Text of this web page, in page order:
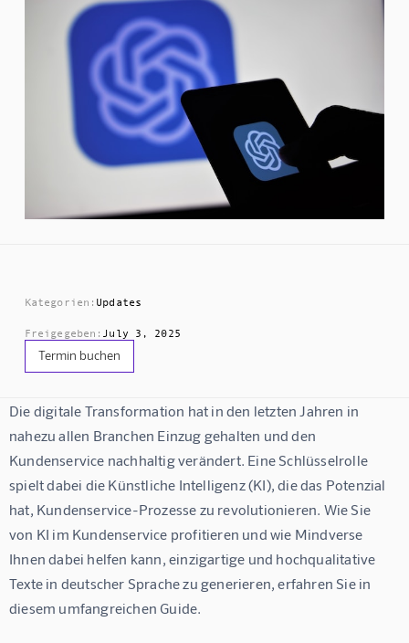
Kategorien: Updates
Freigegeben: July 3, 2025
Termin buchen
Die digitale Transformation hat in den letzten Jahren in
nahezu allen Branchen Einzug gehalten und den
Kundenservice nachhaltig verändert. Eine Schlüsselrolle
spielt dabei die Künstliche Intelligenz (KI), die das Potenzial
hat, Kundenservice-Prozesse zu revolutionieren. Wie Sie
von KI im Kundenservice profitieren und wie Mindverse
Ihnen dabei helfen kann, einzigartige und hochqualitative
Texte in deutscher Sprache zu generieren, erfahren Sie in
diesem umfangreichen Guide.